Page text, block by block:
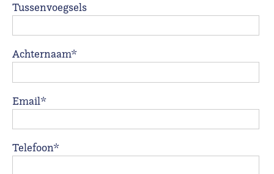
Tussenvoegsels
Achternaam*
Email*
Telefoon*